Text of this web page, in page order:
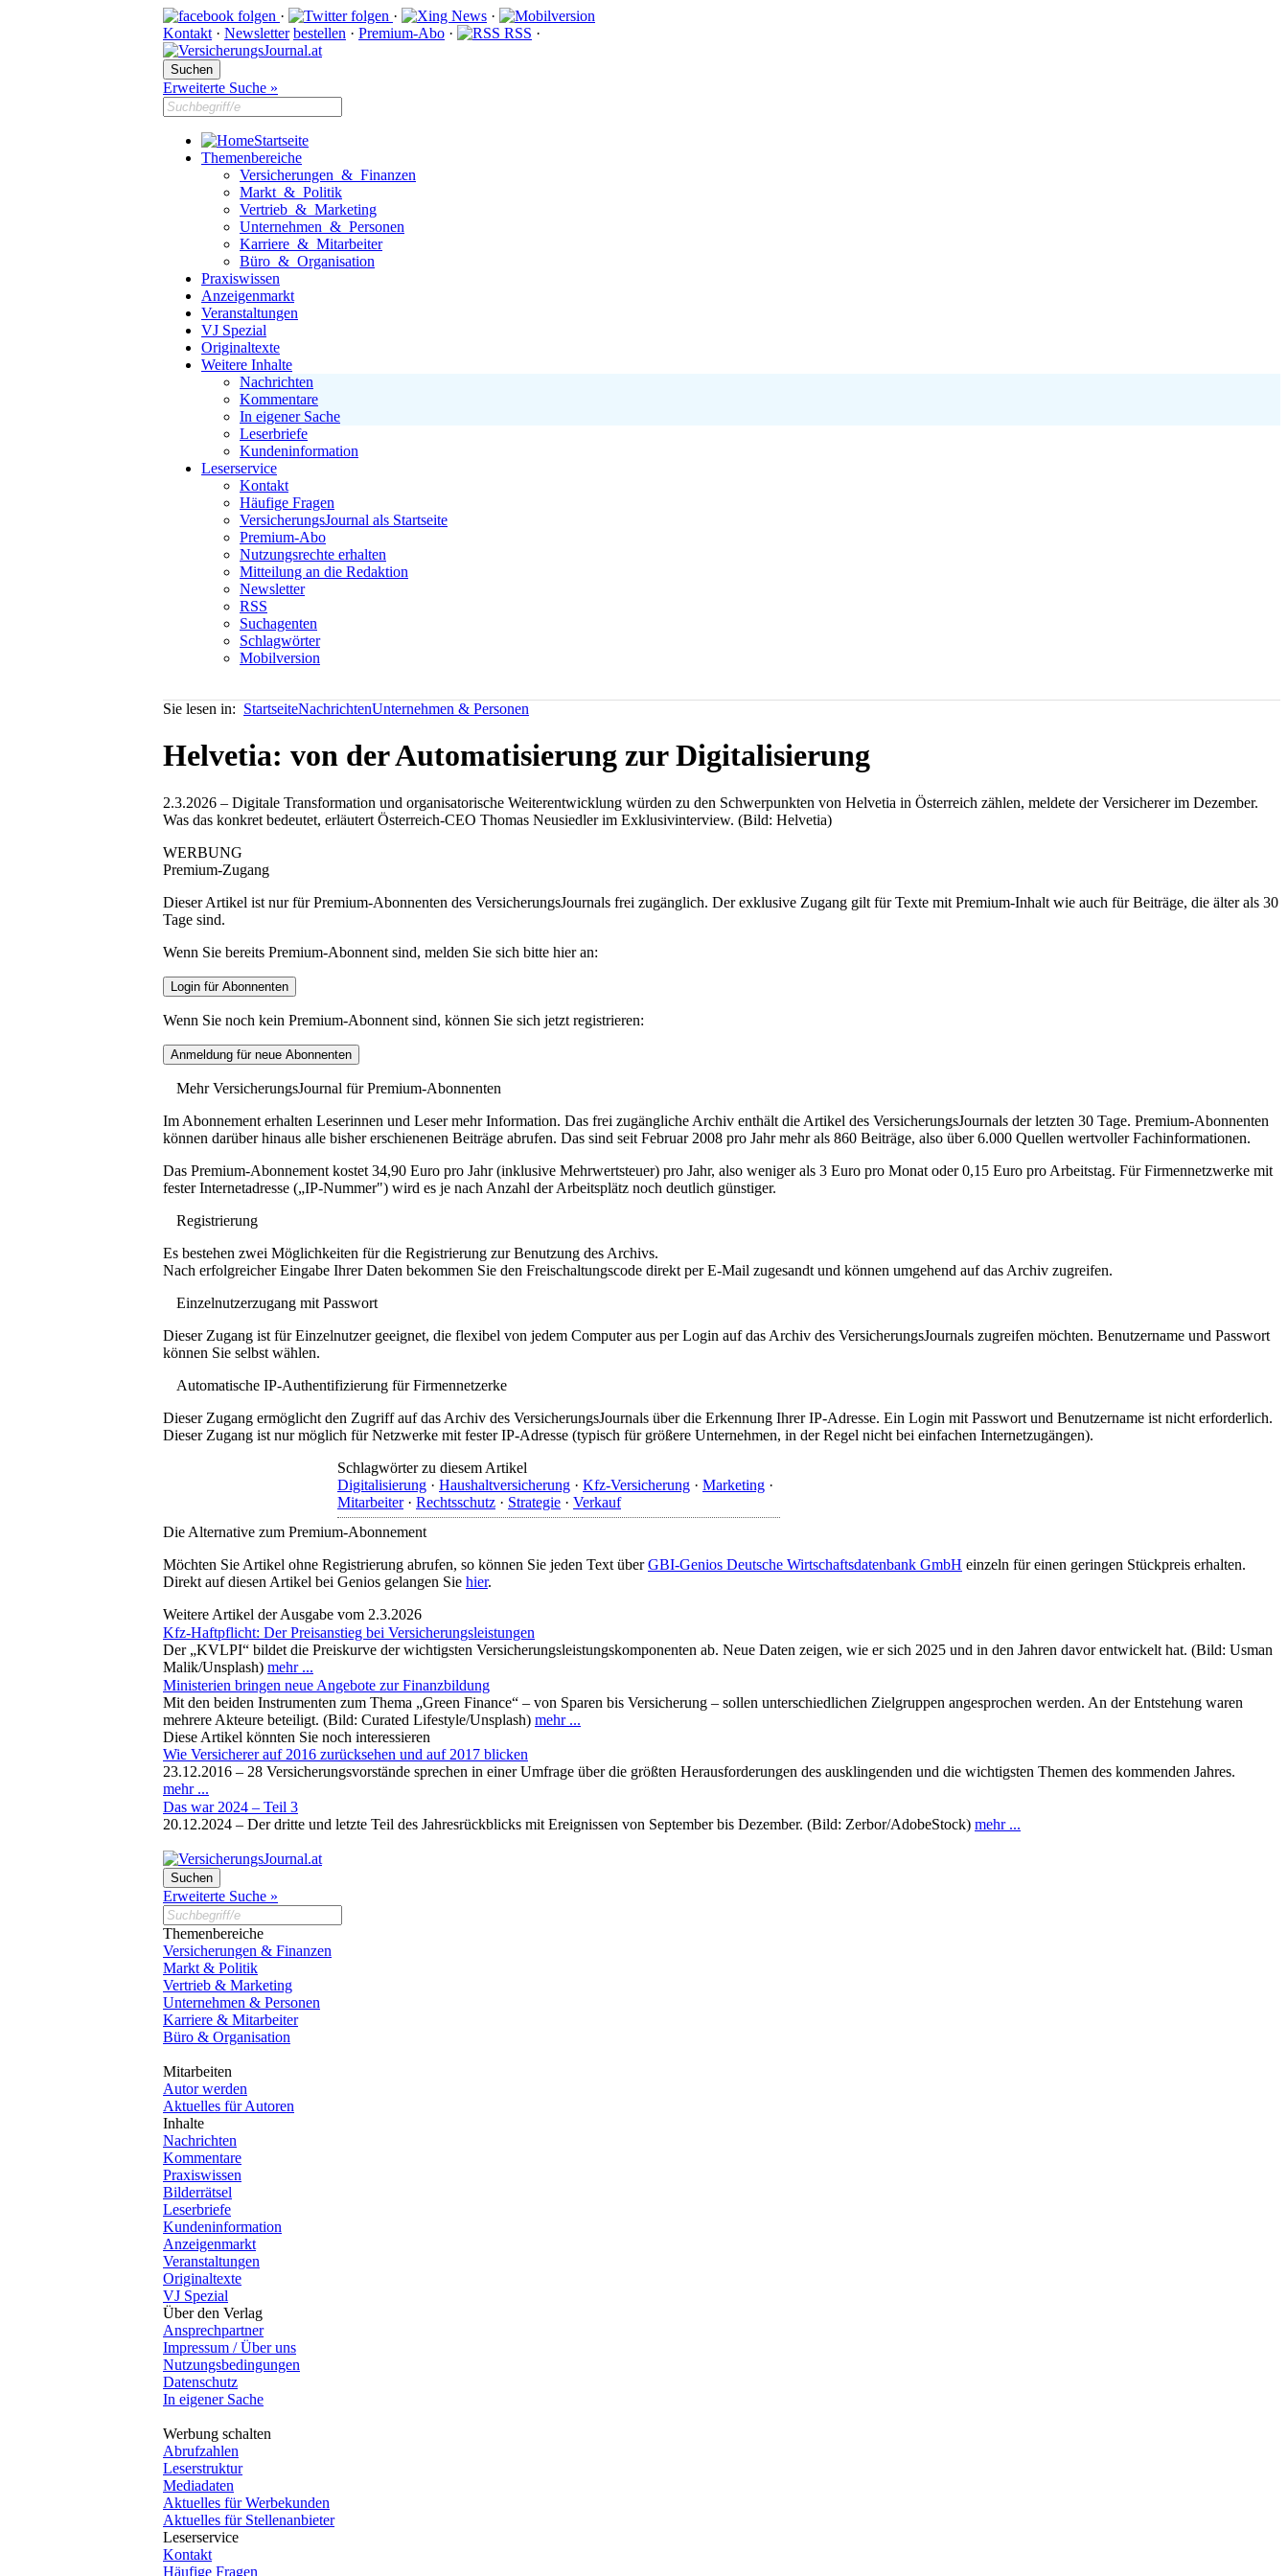
· ·
·
Kontakt · Newsletter bestellen · Premium-Abo · RSS ·
Erweiterte Suche »
Startseite
Themenbereiche
Versicherungen & Finanzen
Markt & Politik
Vertrieb & Marketing
Unternehmen & Personen
Karriere & Mitarbeiter
Büro & Organisation
Praxiswissen
Anzeigenmarkt
Veranstaltungen
VJ Spezial
Originaltexte
Weitere Inhalte
Nachrichten
Kommentare
In eigener Sache
Leserbriefe
Kundeninformation
Leserservice
Kontakt
Häufige Fragen
VersicherungsJournal als Startseite
Premium-Abo
Nutzungsrechte erhalten
Mitteilung an die Redaktion
Newsletter
RSS
Suchagenten
Schlagwörter
Mobilversion
Sie lesen in: StartseiteNachrichtenUnternehmen & Personen
Helvetia: von der Automatisierung zur Digitalisierung
2.3.2026 – Digitale Transformation und organisatorische Weiterentwicklung würden zu den Schwerpunkten von Helvetia in Österreich zählen, meldete der Versicherer im Dezember.
Was das konkret bedeutet, erläutert Österreich-CEO Thomas Neusiedler im Exklusivinterview. (Bild: Helvetia)
WERBUNG
Premium-Zugang
Dieser Artikel ist nur für Premium-Abonnenten des VersicherungsJournals frei zugänglich. Der exklusive Zugang gilt für Texte mit Premium-Inhalt wie auch für Beiträge, die älter als 30
Tage sind.
Wenn Sie bereits Premium-Abonnent sind, melden Sie sich bitte hier an:
Wenn Sie noch kein Premium-Abonnent sind, können Sie sich jetzt registrieren:
Mehr VersicherungsJournal für Premium-Abonnenten
Im Abonnement erhalten Leserinnen und Leser mehr Information. Das frei zugängliche Archiv enthält die Artikel des VersicherungsJournals der letzten 30 Tage. Premium-Abonnenten
können darüber hinaus alle bisher erschienenen Beiträge abrufen. Das sind seit Februar 2008 pro Jahr mehr als 860 Beiträge, also über 6.000 Quellen wertvoller Fachinformationen.
Das Premium-Abonnement kostet 34,90 Euro pro Jahr (inklusive Mehrwertsteuer) pro Jahr, also weniger als 3 Euro pro Monat oder 0,15 Euro pro Arbeitstag. Für Firmennetzwerke mit
fester Internetadresse („IP-Nummer") wird es je nach Anzahl der Arbeitsplätz noch deutlich günstiger.
Registrierung
Es bestehen zwei Möglichkeiten für die Registrierung zur Benutzung des Archivs.
Nach erfolgreicher Eingabe Ihrer Daten bekommen Sie den Freischaltungscode direkt per E-Mail zugesandt und können umgehend auf das Archiv zugreifen.
Einzelnutzerzugang mit Passwort
Dieser Zugang ist für Einzelnutzer geeignet, die flexibel von jedem Computer aus per Login auf das Archiv des VersicherungsJournals zugreifen möchten. Benutzername und Passwort
können Sie selbst wählen.
Automatische IP-Authentifizierung für Firmennetzerke
Dieser Zugang ermöglicht den Zugriff auf das Archiv des VersicherungsJournals über die Erkennung Ihrer IP-Adresse. Ein Login mit Passwort und Benutzername ist nicht erforderlich.
Dieser Zugang ist nur möglich für Netzwerke mit fester IP-Adresse (typisch für größere Unternehmen, in der Regel nicht bei einfachen Internetzugängen).
Schlagwörter zu diesem Artikel
Digitalisierung · Haushaltversicherung · Kfz-Versicherung · Marketing ·
Mitarbeiter· Rechtsschutz · Strategie · Verkauf
Die Alternative zum Premium-Abonnement
Möchten Sie Artikel ohne Registrierung abrufen, so können Sie jeden Text überGBI-Genios Deutsche Wirtschaftsdatenbank GmbH einzeln für einen geringen Stückpreis erhalten.
Direkt auf diesen Artikel bei Genios gelangen Sie hier.
Weitere Artikel der Ausgabe vom 2.3.2026
Kfz-Haftpflicht: Der Preisanstieg bei Versicherungsleistungen
Der „KVLPI“ bildet die Preiskurve der wichtigsten Versicherungsleistungskomponenten ab. Neue Daten zeigen, wie er sich 2025 und in den Jahren davor entwickelt hat. (Bild: Usman
Malik/Unsplash) mehr ...
Ministerien bringen neue Angebote zur Finanzbildung
Mit den beiden Instrumenten zum Thema „Green Finance“ – von Sparen bis Versicherung – sollen unterschiedlichen Zielgruppen angesprochen werden. An der Entstehung waren
mehrere Akteure beteiligt. (Bild: Curated Lifestyle/Unsplash) mehr ...
Diese Artikel könnten Sie noch interessieren
Wie Versicherer auf 2016 zurücksehen und auf 2017 blicken
23.12.2016 – 28 Versicherungsvorstände sprechen in einer Umfrage über die größten Herausforderungen des ausklingenden und die wichtigsten Themen des kommenden Jahres.
mehr ...
Das war 2024 – Teil 3
20.12.2024 – Der dritte und letzte Teil des Jahresrückblicks mit Ereignissen von September bis Dezember. (Bild: Zerbor/AdobeStock) mehr ...
Erweiterte Suche »
Themenbereiche
Versicherungen & Finanzen
Markt & Politik
Vertrieb & Marketing
Unternehmen & Personen
Karriere & Mitarbeiter
Büro & Organisation
Mitarbeiten
Autor werden
Aktuelles für Autoren
Inhalte
Nachrichten
Kommentare
Praxiswissen
Bilderrätsel
Leserbriefe
Kundeninformation
Anzeigenmarkt
Veranstaltungen
Originaltexte
VJ Spezial
Über den Verlag
Ansprechpartner
Impressum / Über uns
Nutzungsbedingungen
Datenschutz
In eigener Sache
Werbung schalten
Abrufzahlen
Leserstruktur
Mediadaten
Aktuelles für Werbekunden
Aktuelles für Stellenanbieter
Leserservice
Kontakt
Häufige Fragen